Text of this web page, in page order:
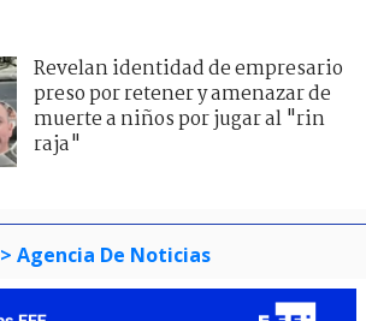
Revelan identidad de empresario
preso por retener y amenazar de
muerte a niños por jugar al "rin
raja"
> Agencia De Noticias